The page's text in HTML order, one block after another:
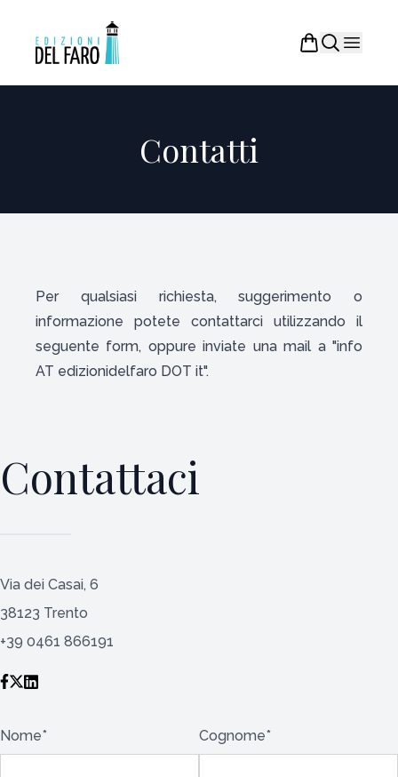
Contatti
Per qualsiasi richiesta, suggerimento o
informazione potete contattarci utilizzando il
seguente form, oppure inviate una mail a "info
AT edizionidelfaro DOT it".
Contattaci
Via dei Casai, 6
38123 Trento
+39 0461 866191
Nome* Cognome*